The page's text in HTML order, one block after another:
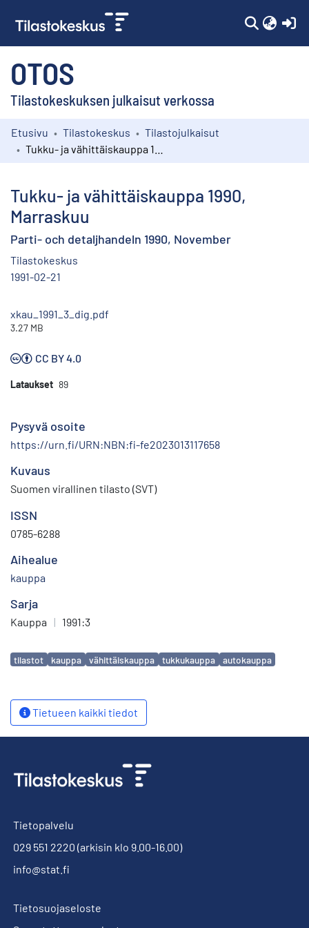
OTOS
Tilastokeskuksen julkaisut verkossa
Kokoelmat
Etusivu Tilastokeskus
Tilastojulkaisut
Tukku- ja vähittäiskauppa 1990,
Marraskuu
Parti- och detaljhandeln 1990, November
Tilastokeskus
1991-02-21
xkau_1991_3_dig.pdf
3.27 MB
CC BY 4.0
Lataukset 89
Pysyvä osoite
https://urn.fi/URN:NBN:fi-fe2023013117658
Kuvaus
Suomen virallinen tilasto (SVT)
ISSN
0785-6288
Aihealue
kauppa
Sarja
Kauppa | 1991:3
Avainsanat
tilastot kauppa vähittäiskauppa tukkukauppa autokauppa
Tietueen kaikki tiedot
Tietopalvelu
029 551 2220 (arkisin klo 9.00-16.00)
info@stat.fi
Tietosuojaseloste